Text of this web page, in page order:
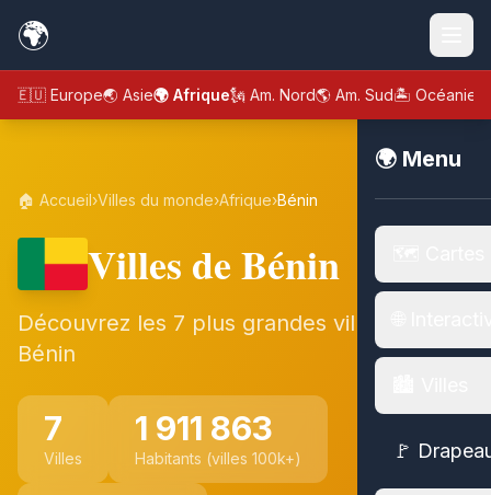
🌍
🇪🇺 Europe🌏 Asie🌍 Afrique🗽 Am. Nord🌎 Am. Sud🏝️ Océanie
🌍 Menu
🚩
🏠 Accueil›Villes du monde›Afrique›Bénin
Villes de Bénin
Découvrez les 7 plus grandes villes de
Bénin
7
Villes
1 911 863
Habitants (villes 100k+)